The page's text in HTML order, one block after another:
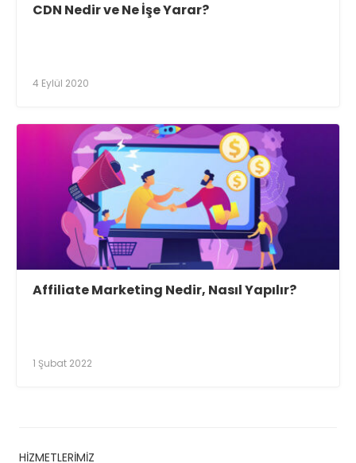
CDN Nedir ve Ne İşe Yarar?
4 Eylül 2020
Affiliate Marketing Nedir, Nasıl Yapılır?
1 Şubat 2022
HIZMETLERIMIZ